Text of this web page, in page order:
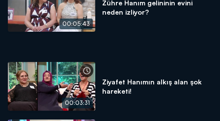
00:05:43
Zühre Hanım gelininin evini
neden izliyor?
00:03:31
Ziyafet Hanımın alkış alan şok
hareketi!